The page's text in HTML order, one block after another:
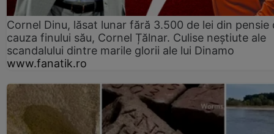
Cornel Dinu, lăsat lunar fără 3.500 de lei din pensie
cauza finului său, Cornel Țălnar. Culise neștiute ale
scandalului dintre marile glorii ale lui Dinamo
www.fanatik.ro